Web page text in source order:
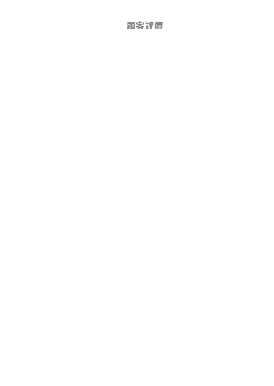
顧客評價